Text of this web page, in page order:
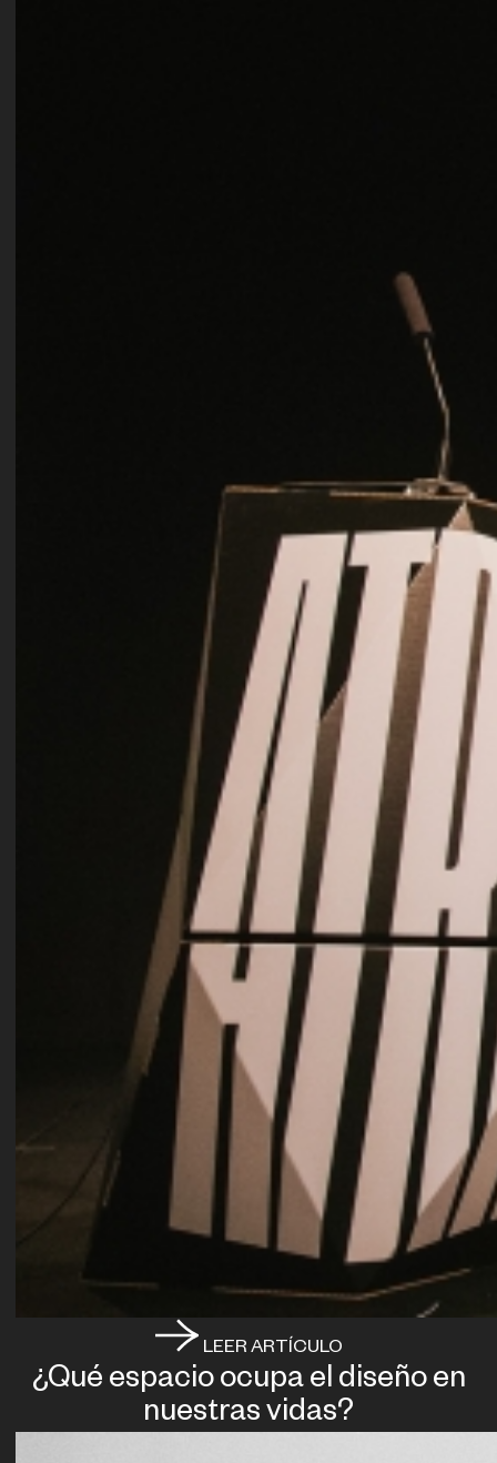
LEER ARTÍCULO
¿Qué espacio ocupa el diseño en
nuestras vidas?